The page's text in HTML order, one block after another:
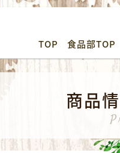
TOP 食品部TOP
商品